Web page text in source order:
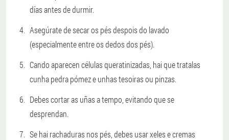
días antes de durmir.
Asegúrate de secar os pés despois do lavado
(especialmente entre os dedos dos pés).
Cando aparecen células queratinizadas, hai que tratalas
cunha pedra pómez e unhas tesoiras ou pinzas.
Debes cortar as uñas a tempo, evitando que se
desprendan.
Se hai rachaduras nos pés, debes usar xeles e cremas